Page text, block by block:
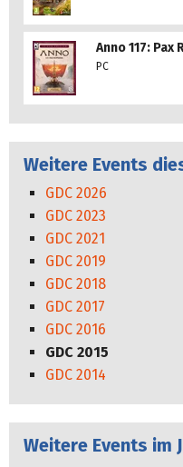
Anno 117:
PC
Weitere Events
GDC 2026
GDC 2023
GDC 2021
GDC 2019
GDC 2018
GDC 2017
GDC 2016
GDC 2015
GDC 2014
Weitere Events im